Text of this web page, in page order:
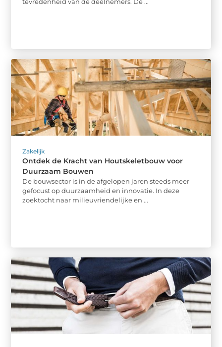
Zakelijk
Ontdek de Kracht van Houtskeletbouw voor
Duurzaam Bouwen
De bouwsector is in de afgelopen jaren steeds meer
gefocust op duurzaamheid en innovatie. In deze
zoektocht naar milieuvriendelijke en ...